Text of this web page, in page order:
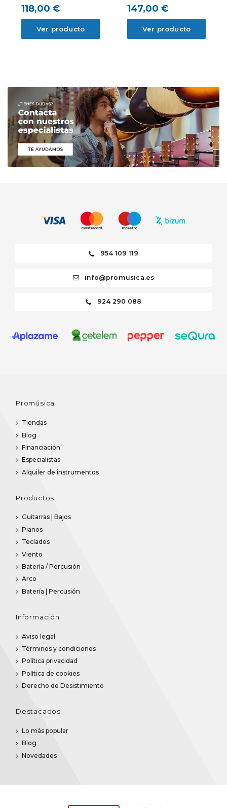
118,00 €
Ver producto
147,00 €
Ver producto
Consultar Disponibilidad
Saxofón Alto Digital
Yamaha YDS-150
954 109 119
info@promusica.es
924 290 088
Promúsica
Tiendas
Blog
Financiación
Especialistas
Alquiler de instrumentos
Productos
Guitarras | Bajos
Pianos
Teclados
Viento
Batería / Percusión
Arco
Batería | Percusión
Información
Aviso legal
Términos y condiciones
Política privacidad
Política de cookies
Derecho de Desistimiento
Destacados
Lo más popular
Blog
Novedades